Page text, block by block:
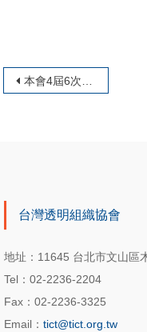
文章導覽
本會4屆6次理監事聯席會議圓滿落幕
台灣透明組織協會
地址：11645 台北市文山區
Tel：02-2236-2204
Fax：02-2236-3325
Email： tict@tict.org.tw